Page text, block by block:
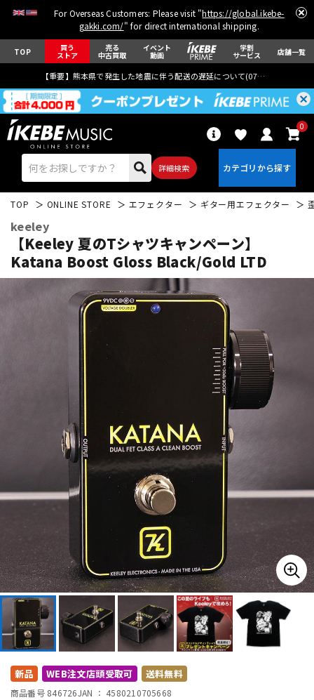
For Overseas Customers: Please visit "https://global.ikebe-
gakki.com/" for direct international shipping.
TOP 買う
ストア
売る
中古買取
イベント
動画
学割
サービス 店舗一覧
【重要】熊本県で発生した地震に伴う配送の遅延について(07月29日
詳細検索
0
ベース ウクレレ
ドラム パーカッション
キーボード 電子ピアノ
管楽器
アンプ エフェクター
DJ機器 DTM
DTM オンライン納品 レコーディング機器
配信/ライブ機器
TOP ONLINE STORE エフェクター ギター用エフェクター
keeley
【Keeley 夏のTシャツキャンペーン】
Katana Boost Gloss Black/Gold LTD
新品 WEB注文店頭受取可 送料無料
商品番号 846726JAN ： 4580210705668